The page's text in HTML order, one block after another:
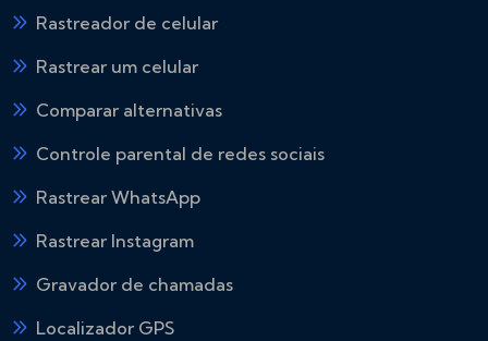
Rastreador de celular
Rastrear um celular
Comparar alternativas
Controle parental de redes sociais
Rastrear WhatsApp
Rastrear Instagram
Gravador de chamadas
Localizador GPS